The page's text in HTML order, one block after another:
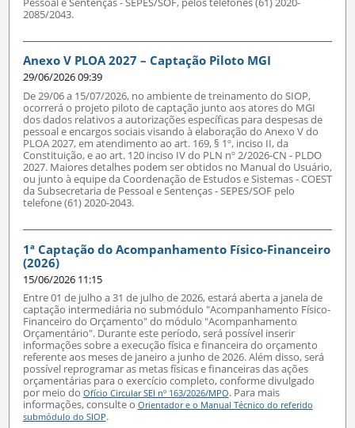
2085/2043.
Anexo V PLOA 2027 – Captação Piloto MGI
29/06/2026 09:39
De 29/06 a 15/07/2026, no ambiente de treinamento do SIOP,
ocorrerá o projeto piloto de captação junto aos atores do MGI
dos dados relativos a autorizações específicas para despesas de
pessoal e encargos sociais visando à elaboração do Anexo V do
PLOA 2027, em atendimento ao art. 169, § 1º, inciso II, da
Constituição, e ao art. 120 inciso IV do PLN nº 2/2026-CN - PLDO
2027. Maiores detalhes podem ser obtidos no Manual do Usuário,
ou junto à equipe da Coordenação de Estudos e Sistemas - COEST
da Subsecretaria de Pessoal e Sentenças - SEPES/SOF pelo
telefone (61) 2020-2043.
1ª Captação do Acompanhamento Físico-Financeiro
(2026)
15/06/2026 11:15
Entre 01 de julho a 31 de julho de 2026, estará aberta a janela de
captação intermediária no submódulo "Acompanhamento Físico-
Financeiro do Orçamento" do módulo "Acompanhamento
Orçamentário". Durante este período, será possível inserir
informações sobre a execução física e financeira do orçamento
referente aos meses de janeiro a junho de 2026. Além disso, será
possível reprogramar as metas físicas e financeiras das ações
orçamentárias para o exercício completo, conforme divulgado
por meio do Ofício Circular SEI nº 163/2026/MPO. Para mais
informações, consulte o Orientador e o Manual Técnico do referido
submódulo do SIOP.